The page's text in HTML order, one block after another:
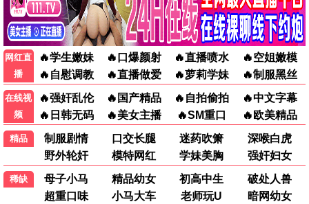
犯罪 爱情
香港经典电影